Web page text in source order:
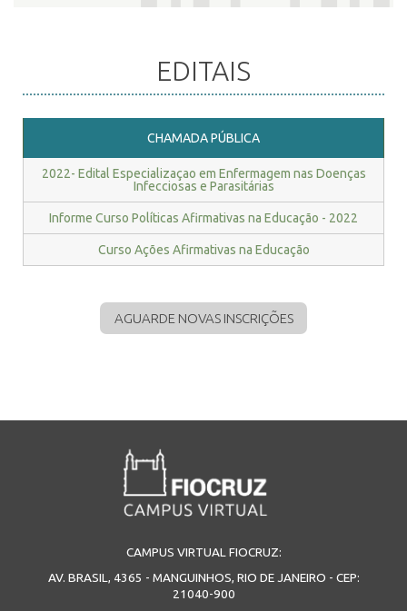
EDITAIS
CHAMADA PÚBLICA
2022- Edital Especializaçao em Enfermagem nas Doenças
Infecciosas e Parasitárias
Informe Curso Políticas Afirmativas na Educação - 2022
Curso Ações Afirmativas na Educação
AGUARDE NOVAS INSCRIÇÕES
CAMPUS VIRTUAL FIOCRUZ:
AV. BRASIL, 4365 - MANGUINHOS, RIO DE JANEIRO - CEP:
21040-900